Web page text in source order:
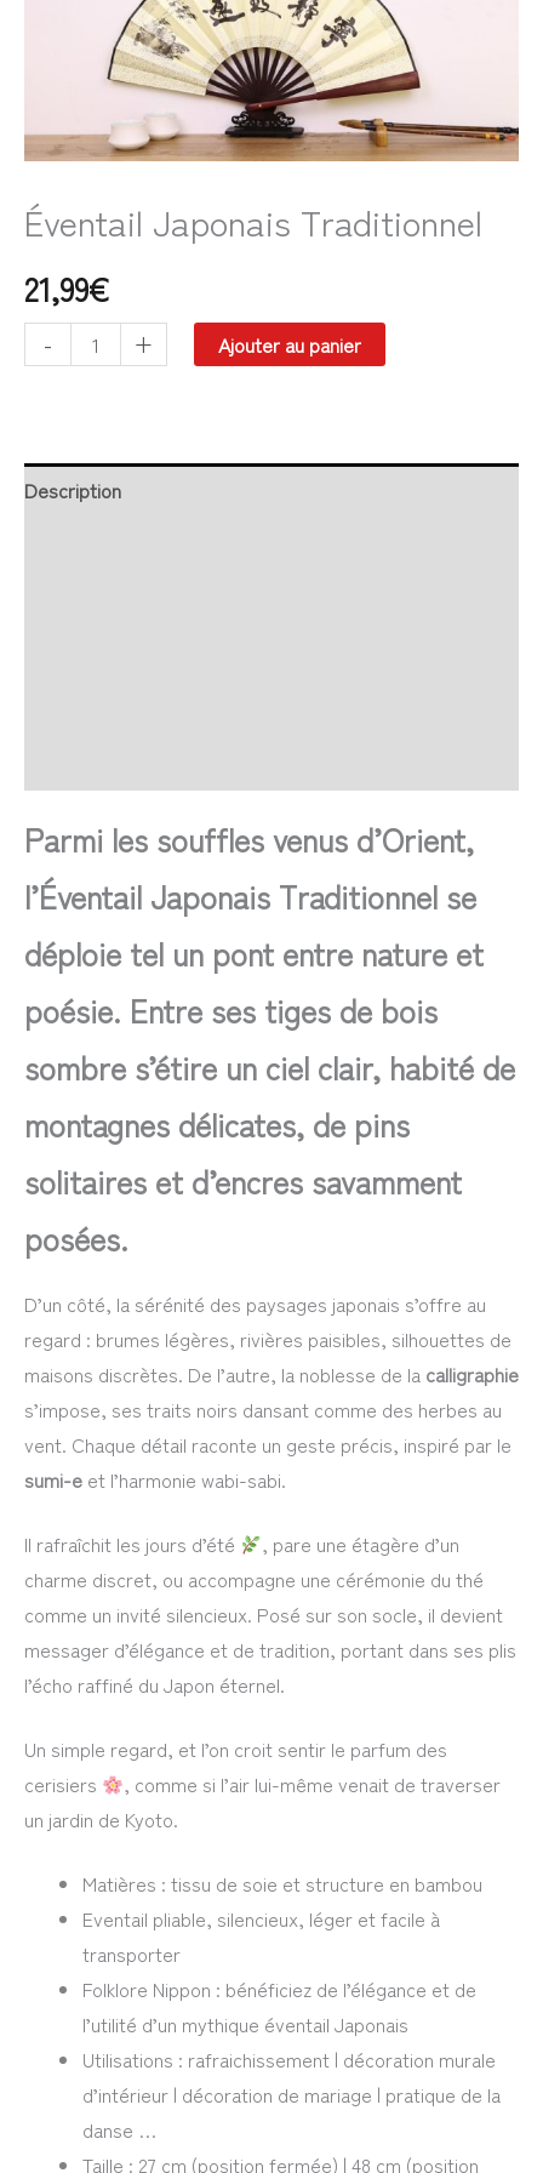
Éventail Japonais Traditionnel
21,99€
- + Ajouter au panier
Description
Parmi les souffles venus d’Orient,
l’Éventail Japonais Traditionnel se
déploie tel un pont entre nature et
poésie. Entre ses tiges de bois
sombre s’étire un ciel clair, habité de
montagnes délicates, de pins
solitaires et d’encres savamment
posées.
D’un côté, la sérénité des paysages japonais s’offre au
regard : brumes légères, rivières paisibles, silhouettes de
maisons discrètes. De l’autre, la noblesse de la calligraphie
s’impose, ses traits noirs dansant comme des herbes au
vent. Chaque détail raconte un geste précis, inspiré par le
sumi-e et l’harmonie wabi-sabi.
Il rafraîchit les jours d’été
, pare une étagère d’un
charme discret, ou accompagne une cérémonie du thé
comme un invité silencieux. Posé sur son socle, il devient
messager d’élégance et de tradition, portant dans ses plis
l’écho raffiné du Japon éternel.
Un simple regard, et l’on croit sentir le parfum des
cerisiers
, comme si l’air lui-même venait de traverser
un jardin de Kyoto.
Matières : tissu de soie et structure en bambou
Eventail pliable, silencieux, léger et facile à
transporter
Folklore Nippon : bénéficiez de l’élégance et de
l’utilité d’un mythique éventail Japonais
Utilisations : rafraichissement | décoration murale
d’intérieur | décoration de mariage | pratique de la
danse …
Taille : 27 cm (position fermée) | 48 cm (position